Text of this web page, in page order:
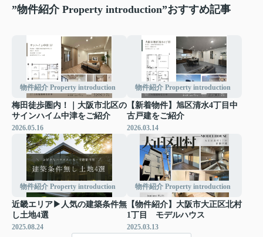
”物件紹介 Property introduction”おすすめ記事
物件紹介 Property introduction
梅田徒歩圏内！｜大阪市北区の
サインハイム中津をご紹介
2026.05.16
物件紹介 Property introduction
【新着物件】旭区清水4丁目中
古戸建をご紹介
2026.03.14
物件紹介 Property introduction
近畿エリア▶人気の建築条件無
し土地4選
2025.08.24
物件紹介 Property introduction
【物件紹介】大阪市大正区北村
1丁目 モデルハウス
2025.03.13